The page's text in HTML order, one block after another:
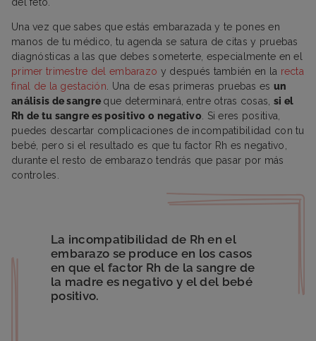
Una vez que sabes que estás embarazada y te pones en
manos de tu médico, tu agenda se satura de citas y pruebas
diagnósticas a las que debes someterte, especialmente en el
primer trimestre del embarazo y después también en la recta
final de la gestación . Una de esas primeras pruebas es un
análisis de sangre que determinará, entre otras cosas, si el
Rh de tu sangre es positivo o negativo . Si eres positiva,
puedes descartar complicaciones de incompatibilidad con tu
bebé, pero si el resultado es que tu factor Rh es negativo,
durante el resto de embarazo tendrás que pasar por más
controles.
La incompatibilidad de Rh en el
embarazo se produce en los casos
en que el factor Rh de la sangre de
la madre es negativo y el del bebé
positivo.